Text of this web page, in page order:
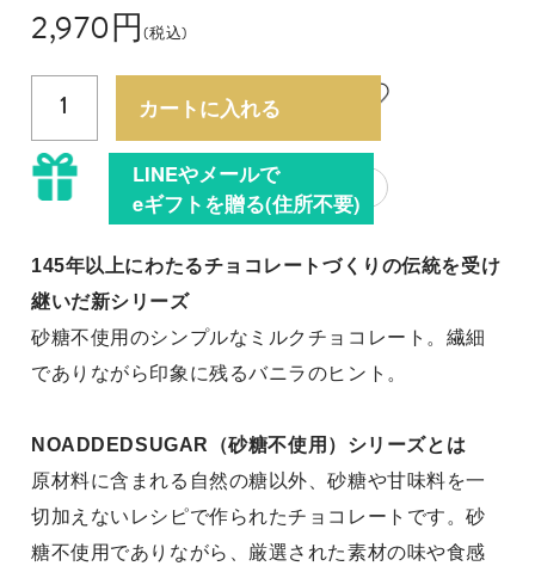
2,970円(税込)
1 カートに入れる
LINEやメールで
eギフトを贈る(住所不要)
145年以上にわたるチョコレートづくりの伝統を受け
継いだ新シリーズ
砂糖不使用のシンプルなミルクチョコレート。繊細
でありながら印象に残るバニラのヒント。
NOADDEDSUGAR（砂糖不使用）シリーズとは
原材料に含まれる自然の糖以外、砂糖や甘味料を一
切加えないレシピで作られたチョコレートです。砂
糖不使用でありながら、厳選された素材の味や食感